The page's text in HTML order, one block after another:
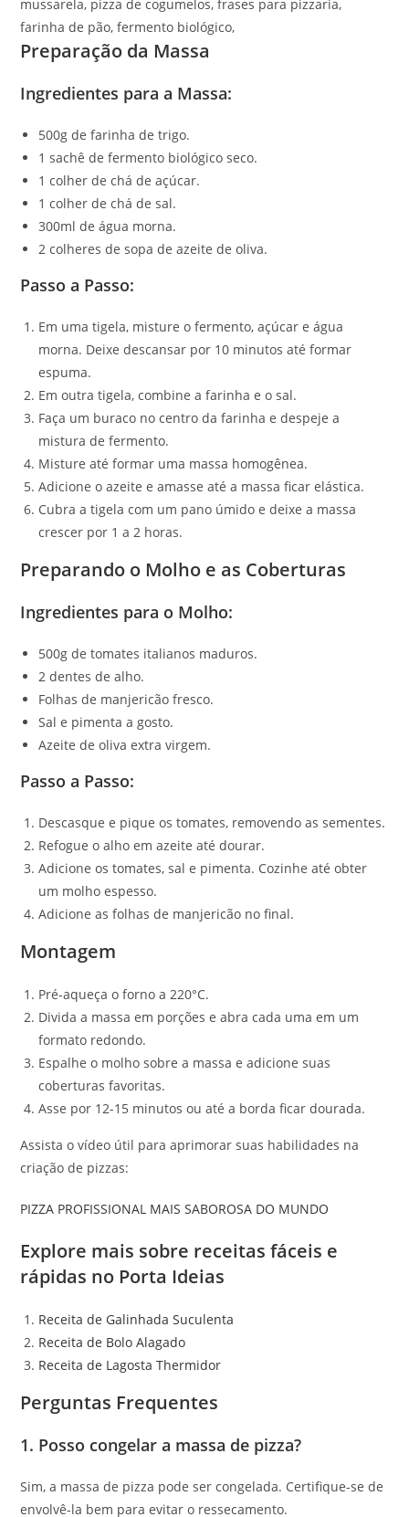
Preparação da Massa
Ingredientes para a Massa:
500g de farinha de trigo.
1 sachê de fermento biológico seco.
1 colher de chá de açúcar.
1 colher de chá de sal.
300ml de água morna.
2 colheres de sopa de azeite de oliva.
Passo a Passo:
Em uma tigela, misture o fermento, açúcar e água
morna. Deixe descansar por 10 minutos até formar
espuma.
Em outra tigela, combine a farinha e o sal.
Faça um buraco no centro da farinha e despeje a
mistura de fermento.
Misture até formar uma massa homogênea.
Adicione o azeite e amasse até a massa ficar elástica.
Cubra a tigela com um pano úmido e deixe a massa
crescer por 1 a 2 horas.
Preparando o Molho e as Coberturas
Ingredientes para o Molho:
500g de tomates italianos maduros.
2 dentes de alho.
Folhas de manjericão fresco.
Sal e pimenta a gosto.
Azeite de oliva extra virgem.
Passo a Passo:
Descasque e pique os tomates, removendo as sementes.
Refogue o alho em azeite até dourar.
Adicione os tomates, sal e pimenta. Cozinhe até obter
um molho espesso.
Adicione as folhas de manjericão no final.
Montagem
Pré-aqueça o forno a 220°C.
Divida a massa em porções e abra cada uma em um
formato redondo.
Espalhe o molho sobre a massa e adicione suas
coberturas favoritas.
Asse por 12-15 minutos ou até a borda ficar dourada.
Assista o vídeo útil para aprimorar suas habilidades na
criação de pizzas:
PIZZA PROFISSIONAL MAIS SABOROSA DO MUNDO
Explore mais sobre receitas fáceis e
rápidas no Porta Ideias
Receita de Galinhada Suculenta
Receita de Bolo Alagado
Receita de Lagosta Thermidor
Perguntas Frequentes
1. Posso congelar a massa de pizza?
Sim, a massa de pizza pode ser congelada. Certifique-se de
envolvê-la bem para evitar o ressecamento.